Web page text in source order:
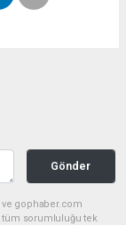
Gönder
ve gophaber.com
tüm sorumluluğu tek